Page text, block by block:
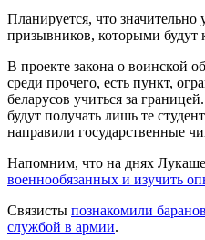
Планируется, что значительно
призывников, которыми будут
В проекте закона о воинской
среди прочего, есть пункт,
беларусов учиться за
будут получать лишь те
направили государственные
Напомним, что на днях
военнообязанных и изучить
Связисты познакомили
службой в армии.